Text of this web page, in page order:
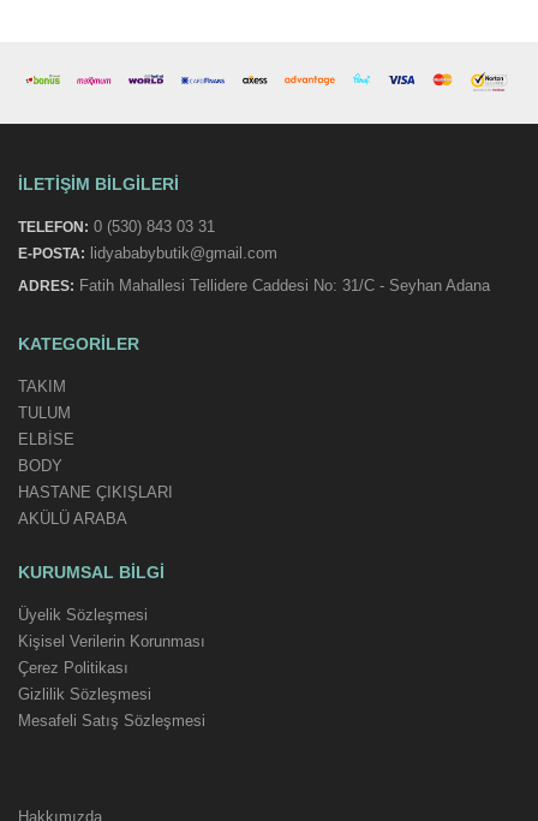
İLETIŞIM BILGILERI
TELEFON: 0 (530) 843 03 31
E-POSTA: lidyababybutik@gmail.com
ADRES: Fatih Mahallesi Tellidere Caddesi No: 31/C - Seyhan Adana
KATEGORILER
TAKIM
TULUM
ELBİSE
BODY
HASTANE ÇIKIŞLARI
AKÜLÜ ARABA
KURUMSAL BILGI
Üyelik Sözleşmesi
Kişisel Verilerin Korunması
Çerez Politikası
Gizlilik Sözleşmesi
Mesafeli Satış Sözleşmesi
Hakkımızda